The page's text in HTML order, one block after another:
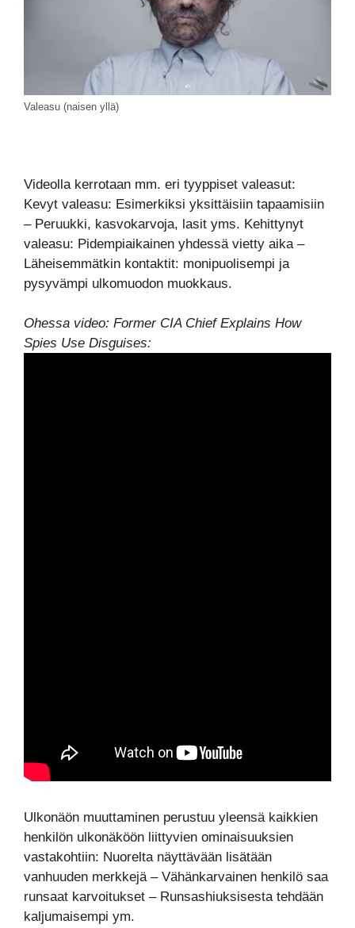
Valeasu (naisen yllä)
Videolla kerrotaan mm. eri tyyppiset valeasut:
Kevyt valeasu: Esimerkiksi yksittäisiin tapaamisiin
– Peruukki, kasvokarvoja, lasit yms. Kehittynyt
valeasu: Pidempiaikainen yhdessä vietty aika –
Läheisemmätkin kontaktit: monipuolisempi ja
pysyvämpi ulkomuodon muokkaus.
Ohessa video: Former CIA Chief Explains How
Spies Use Disguises:
Ulkonäön muuttaminen perustuu yleensä kaikkien
henkilön ulkonäköön liittyvien ominaisuuksien
vastakohtiin: Nuorelta näyttävään lisätään
vanhuuden merkkejä – Vähänkarvainen henkilö saa
runsaat karvoitukset – Runsashiuksisesta tehdään
kaljumaisempi ym.